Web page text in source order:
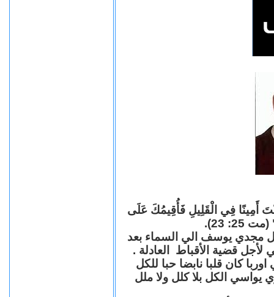
أَمِينًا فِي الْقَلِيلِ فَأُقِيمُكَ عَلَى
23).
مجدي يوسف الي السماء بعد
قضية الأقباط العادلة .
كان قلبا نابضا حبا للكل
يواسي الكل بلا كلل ولا ملل